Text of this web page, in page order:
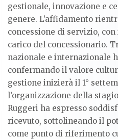
gestionale, innovazione e
genere. L’affidamento
concessione di servizio,
carico del concessionario.
nazionale e internazionale
confermando il valore
gestione inizierà il 1°
l’organizzazione della
Ruggeri ha espresso
ricevuto, sottolineando il
come punto di riferimento